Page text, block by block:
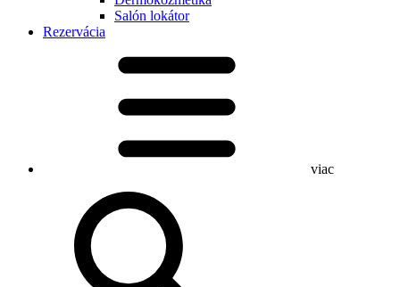
Salón lokátor
Rezervácia
viac